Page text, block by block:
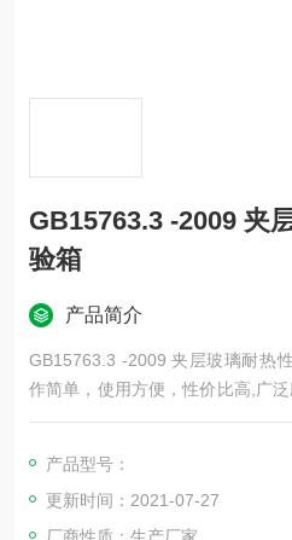
GB15763.3 -2009 夹
验箱
产品简介
GB15763.3 -2009 夹层玻璃耐热性水煮试验
作简单，使用方便，性价比高,广
我司生产的非标盐水沸煮试验箱
产品型号：
更新时间：2021-07-27